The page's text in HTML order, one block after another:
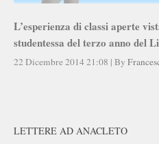
L’esperienza di classi aperte
studentessa del terzo anno del
22 Dicembre 2014 21:08 | By
LETTERE AD ANACLETO